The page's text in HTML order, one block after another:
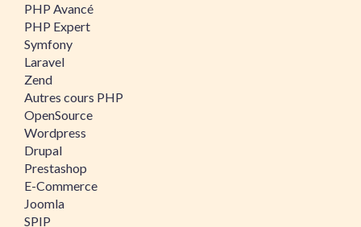
PHP Avancé
PHP Expert
Symfony
Laravel
Zend
Autres cours PHP
OpenSource
Wordpress
Drupal
Prestashop
E-Commerce
Joomla
SPIP